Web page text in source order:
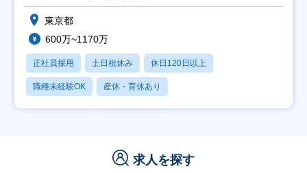
東京都
600万~1170万
正社員採用 土日祝休み 休日120日以上
職種未経験OK 産休・育休あり
求人を探す